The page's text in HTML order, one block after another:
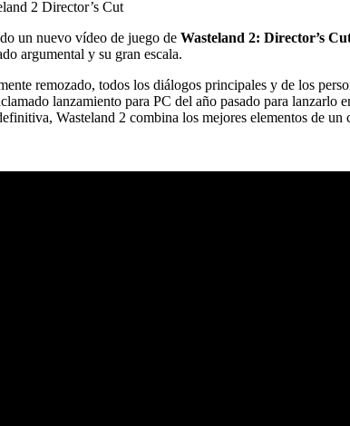
un nuevo vídeo de juego de Wasteland 2: Director’s
argumental y su gran escala.
remozado, todos los diálogos principales y de los
lanzamiento para PC del año pasado para lanzarlo
Wasteland 2 combina los mejores elementos de